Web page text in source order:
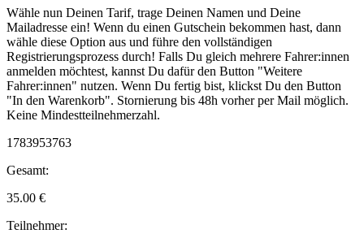
Wähle nun Deinen Tarif, trage Deinen Namen und Deine
Mailadresse ein! Wenn du einen Gutschein bekommen hast, dann
wähle diese Option aus und führe den vollständigen
Registrierungsprozess durch! Falls Du gleich mehrere Fahrer:innen
anmelden möchtest, kannst Du dafür den Button "Weitere
Fahrer:innen" nutzen. Wenn Du fertig bist, klickst Du den Button
"In den Warenkorb". Stornierung bis 48h vorher per Mail möglich.
Keine Mindestteilnehmerzahl.
1783953763
Gesamt:
35.00 €
Teilnehmer: